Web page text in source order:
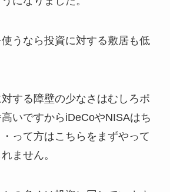
うなら投資に対する敷居も低
する障壁の少なさはむしろポ
いですからiDeCoやNISAはち
って方はこちらをまずやって
ません。